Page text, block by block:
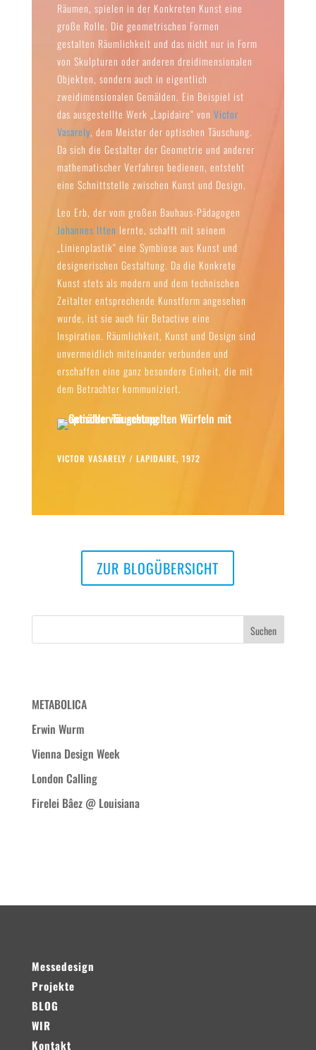
Räumen, spielen in der Konkreten Kunst eine
große Rolle. Die geometrischen Formen
gestalten Räumlichkeit und das nicht nur in Form
von Skulpturen oder anderen dreidimensionalen
Objekten, sondern auch in eigentlich
zweidimensionalen Gemälden. Ein Beispiel ist
das ausgestellte Werk „Lapidaire“ von Victor
Vasarely, dem Meister der optischen Täuschung.
Da sich die Gestalter der Geometrie und anderer
mathematischer Verfahren bedienen, entsteht
eine Schnittstelle zwischen Kunst und Design.
Leo Erb, der vom großen Bauhaus-Pädagogen
Johannes Itten lernte, schafft mit seinem
„Linienplastik“ eine Symbiose aus Kunst und
designerischen Gestaltung. Da die Konkrete
Kunst stets als modern und dem technischen
Zeitalter entsprechende Kunstform angesehen
wurde, ist sie auch für Betactive eine
Inspiration. Räumlichkeit, Kunst und Design sind
unvermeidlich miteinander verbunden und
erschaffen eine ganz besondere Einheit, die mit
dem Betrachter kommuniziert.
VICTOR VASARELY / LAPIDAIRE, 1972
ZUR BLOGÜBERSICHT
METABOLICA
Erwin Wurm
Vienna Design Week
London Calling
Firelei Bâez @ Louisiana
Messedesign
Projekte
BLOG
WIR
Kontakt